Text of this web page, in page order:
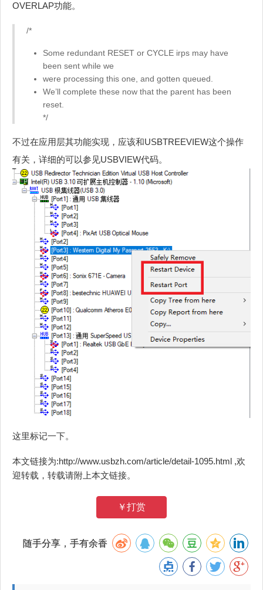
OVERLAP功能。
/*
Some redundant RESET or CYCLE irps may have
been sent while we
were processing this one, and gotten queued.
We’ll complete these now that the parent has been
reset.
*/
不过在应用层其功能实现，应该和USBTREEVIEW这个操作
有关，详细的可以参见USBVIEW代码。
这里标记一下。
本文链接为:http://www.usbzh.com/article/detail-1095.html ,欢
迎转载，转载请附上本文链接。
￥打赏
随手分享，手有余香